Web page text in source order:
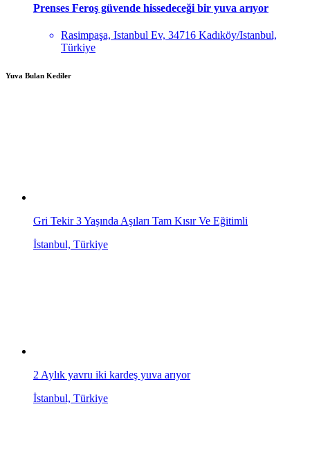
Prenses Feroş güvende hissedeceği bir yuva arıyor
Rasimpaşa, Istanbul Ev, 34716 Kadıköy/Istanbul,
Türkiye
Yuva Bulan Kediler
Gri Tekir 3 Yaşında Aşıları Tam Kısır Ve Eğitimli
İstanbul, Türkiye
2 Aylık yavru iki kardeş yuva arıyor
İstanbul, Türkiye